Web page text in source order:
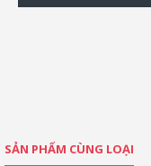
SẢN PHẨM CÙNG LOẠI